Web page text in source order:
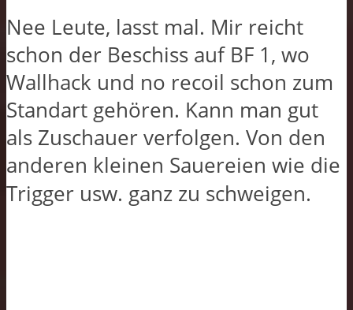
Nee Leute, lasst mal. Mir reicht
schon der Beschiss auf BF 1, wo
Wallhack und no recoil schon zum
Standart gehören. Kann man gut
als Zuschauer verfolgen. Von den
anderen kleinen Sauereien wie die
Trigger usw. ganz zu schweigen.